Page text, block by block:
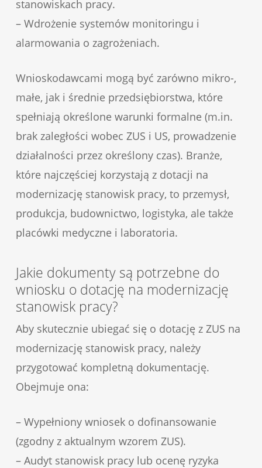
stanowiskach pracy.
– Wdrożenie systemów monitoringu i
alarmowania o zagrożeniach.
Wnioskodawcami mogą być zarówno mikro-,
małe, jak i średnie przedsiębiorstwa, które
spełniają określone warunki formalne (m.in.
brak zaległości wobec ZUS i US, prowadzenie
działalności przez określony czas). Branże,
które najczęściej korzystają z dotacji na
modernizację stanowisk pracy, to przemysł,
produkcja, budownictwo, logistyka, ale także
placówki medyczne i laboratoria.
Jakie dokumenty są potrzebne do
wniosku o dotację na modernizację
stanowisk pracy?
Aby skutecznie ubiegać się o dotację z ZUS na
modernizację stanowisk pracy, należy
przygotować kompletną dokumentację.
Obejmuje ona:
– Wypełniony wniosek o dofinansowanie
(zgodny z aktualnym wzorem ZUS).
– Audyt stanowisk pracy lub ocenę ryzyka